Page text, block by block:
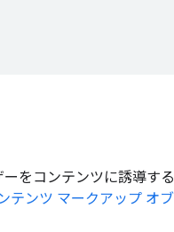
ーをコンテンツに誘導する
テンツ マークアップ オ